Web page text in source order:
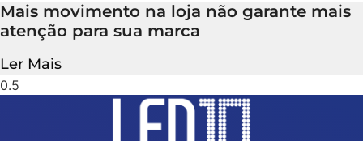
Mais movimento na loja não garante mais
atenção para sua marca
Ler Mais